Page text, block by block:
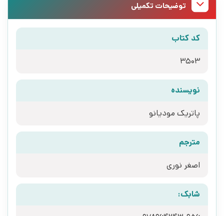
توضیحات تکمیلی
کد کتاب
3503
نویسنده
پاتریک مودیانو
مترجم
اصغر نوری
شابک: